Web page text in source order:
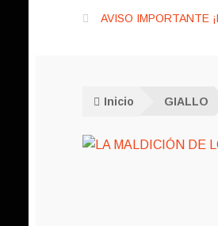
AVISO IMPORTANTE
Inicio GIALLO